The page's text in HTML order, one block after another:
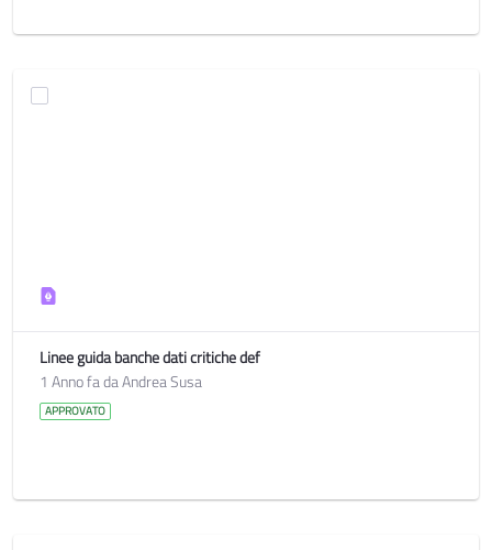
Linee guida banche dati critiche def
1 Anno fa da Andrea Susa
APPROVATO